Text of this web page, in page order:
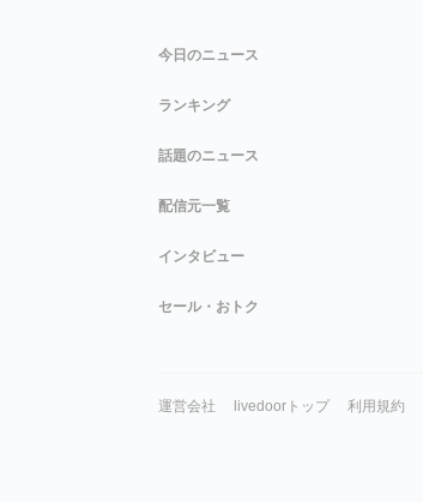
今日のニュース
ランキング
話題のニュース
配信元一覧
インタビュー
セール・おトク
運営会社 livedoorトップ 利用規約